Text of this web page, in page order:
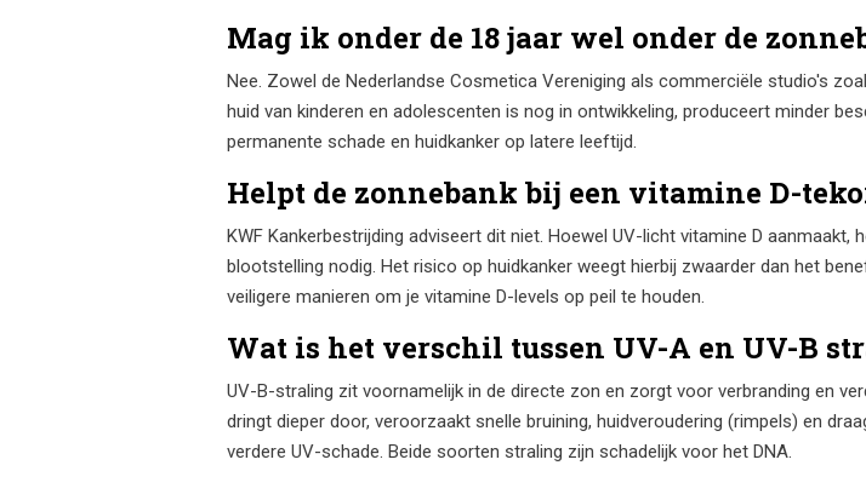
Mag ik onder de 18 jaar wel onder de
Nee. Zowel de Nederlandse Cosmetica Vereniging als commerciële studio's
huid van kinderen en adolescenten is nog in ontwikkeling, produceert minder
permanente schade en huidkanker op latere leeftijd.
Helpt de zonnebank bij een vitamine D-
KWF Kankerbestrijding adviseert dit niet. Hoewel UV-licht vitamine D
blootstelling nodig. Het risico op huidkanker weegt hierbij zwaarder dan het
veiligere manieren om je vitamine D-levels op peil te houden.
Wat is het verschil tussen UV-A en UV-B
UV-B-straling zit voornamelijk in de directe zon en zorgt voor verbranding en
dringt dieper door, veroorzaakt snelle bruining, huidveroudering (rimpels) en
verdere UV-schade. Beide soorten straling zijn schadelijk voor het DNA.